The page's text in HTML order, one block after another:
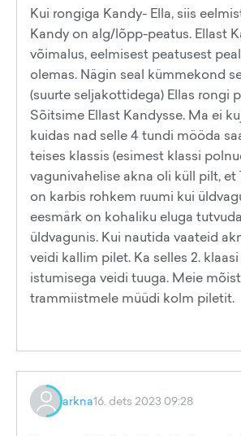
Kui rongiga Kandy- Ella, siis
Kandy on alg/lõpp-peatus. Ellast
võimalus, eelmisest peatusest
olemas. Nägin seal kümmekond
(suurte seljakottidega) Ellas rongi
Sõitsime Ellast Kandysse. Ma ei
kuidas nad selle 4 tundi mööda
teises klassis (esimest klassi
vagunivahelise akna oli küll pilt,
on karbis rohkem ruumi kui
eesmärk on kohaliku eluga
üldvagunis. Kui nautida vaateid
veidi kallim pilet. Ka selles 2.
istumisega veidi tuuga. Meie
trammiistmele müüdi kolm piletit.
arkna16. dets 2023 09:28